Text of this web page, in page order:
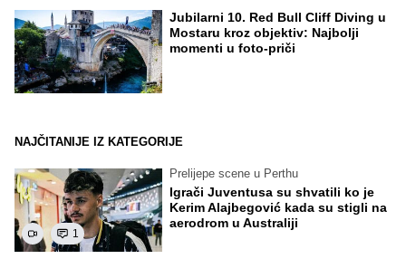
Jubilarni 10. Red Bull Cliff Diving u
Mostaru kroz objektiv: Najbolji
momenti u foto-priči
NAJČITANIJE IZ KATEGORIJE
1
Prelijepe scene u Perthu
Igrači Juventusa su shvatili ko je
Kerim Alajbegović kada su stigli na
aerodrom u Australiji